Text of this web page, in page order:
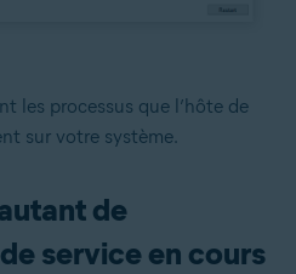
les processus que l’hôte de
sur votre système.
de
service en cours